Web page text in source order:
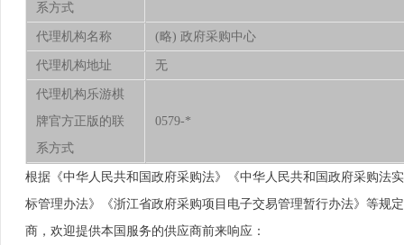
系方式
代理机构名称 (略) 政府采购中心
代理机构地址 无
代理机构乐游棋
牌官方正版的联
系方式
0579-*
根据《中华人民共和国政府采购法》《中华人民共和国政府采购法
标管理办法》《浙江省政府采购项目电子交易管理暂行办法》等规
商，欢迎提供本国服务的供应商前来响应：